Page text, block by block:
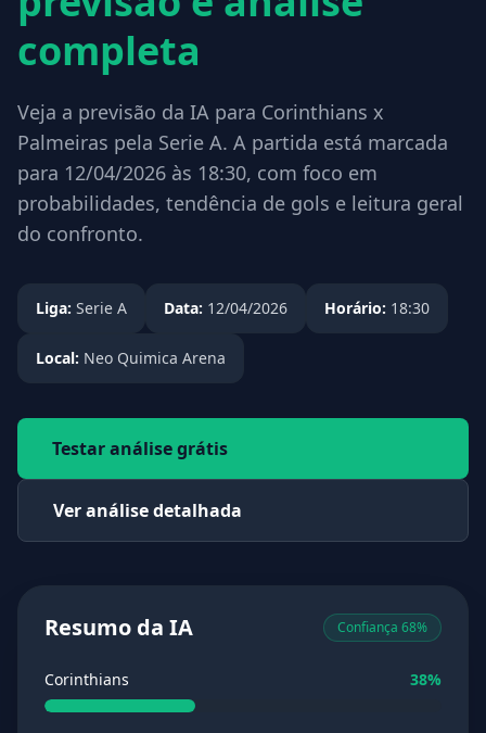
completa
Veja a previsão da IA para Corinthians x
Palmeiras pela Serie A. A partida está marcada
para 12/04/2026 às 18:30, com foco em
probabilidades, tendência de gols e leitura geral
do confronto.
Liga: Serie A Data: 12/04/2026 Horário: 18:30
Local: Neo Quimica Arena
Testar análise grátis
Ver análise detalhada
Resumo da IA Confiança 68%
Corinthians 38%